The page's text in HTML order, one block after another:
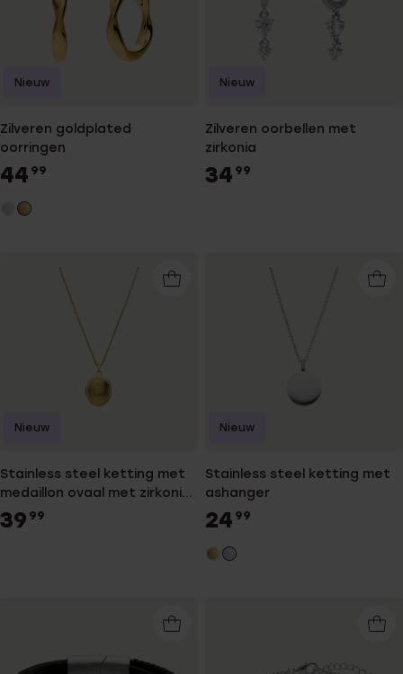
Zilveren goldplated
oorringen
44 99
Nieuw
Zilveren oorbellen met
zirkonia
34 99
Nieuw
Stainless steel ketting met
medaillon ovaal met zirkonia
voor dames
39 99
Nieuw
Stainless steel ketting met
ashanger
24 99
Nieuw